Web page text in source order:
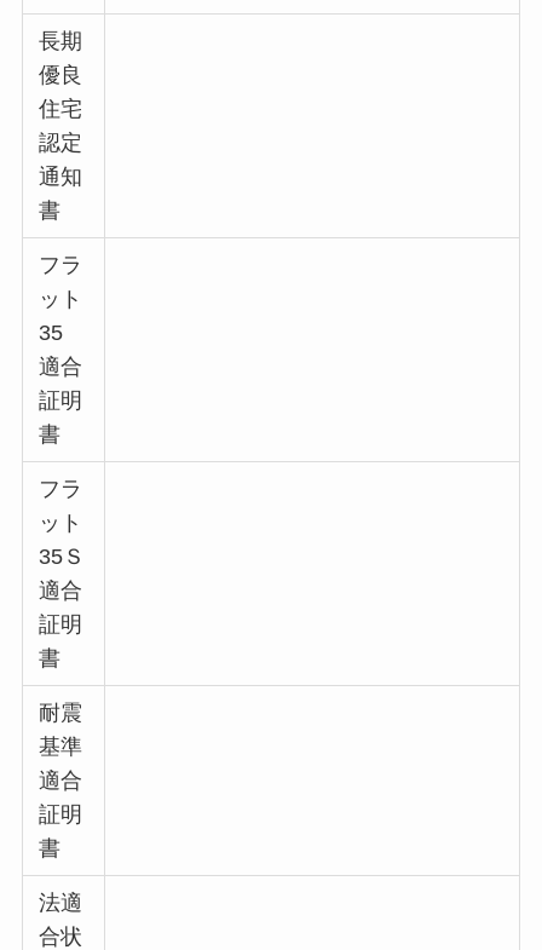
長期
優良
住宅
認定
通知
書
フラ
ット
35
適合
証明
書
フラ
ット
35Ｓ
適合
証明
書
耐震
基準
適合
証明
書
法適
合状